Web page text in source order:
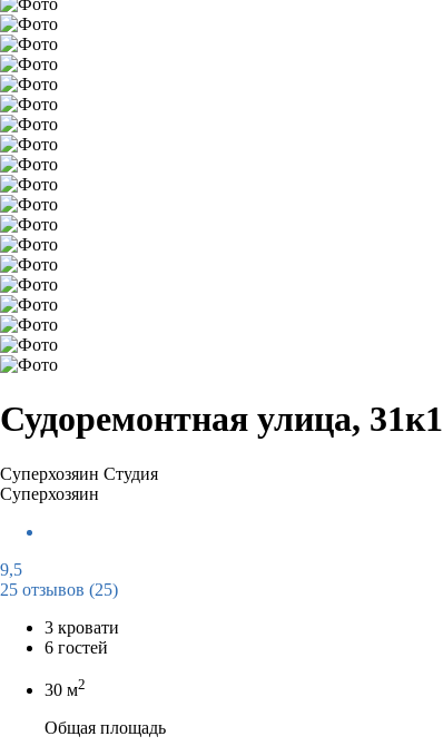
Судоремонтная улица, 31к1
Суперхозяин Студия
Суперхозяин
9,5
25 отзывов (25)
3 кровати
6 гостей
30 м2
Общая площадь